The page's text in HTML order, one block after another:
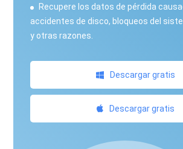
Recupere los datos de pérdida
accidentes de disco, bloqueos del
y otras razones.
Descargar gratis
Descargar gratis